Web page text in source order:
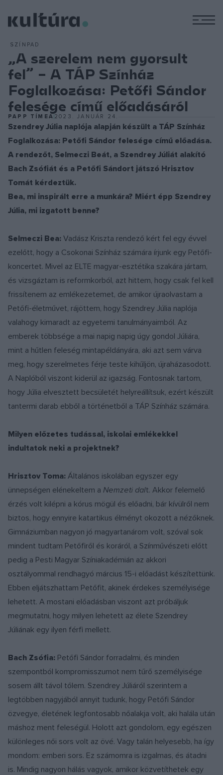
SZÍNPAD
„A szerelem nem gyorsult
fel” – A TÁP Színház
Foglalkozása: Petőfi Sándor
felesége című előadásáról
PAPP TÍMEA 2023. JANUÁR 24.
Szendrey Júlia naplója alapján készült a TÁP Színház
Foglalkozása: Petőfi Sándor felesége című előadása.
A rendezőt, Selmeczi Beát, a Szendrey Júliát alakító
Bach Zsófiát és a Petőfi Sándort játszó Hrisztov
Tomát kérdeztük.
Bea, mi inspirált erre a munkára? Miért épp Szendrey
Júlia, mi izgatott benne?
Selmeczi Bea: Vadász Kriszta rendező kért fel egy évvel
ezelőtt, hogy a Csokonai Színház számára írjunk egy Petőfi-
koncertet. Mivel az ELTE magyar-esztétika szakára jártam,
és vizsgáztam is reformkorból, azt hittem, hogy csak fel kell
frissítenem az emlékezetemet, de amikor újraolvastam a
Petőfi-életművet, rájöttem, hogy Szendrey Júlia naplója
valahogy kimaradt az egyetemi tanulmányaimból. Az
emberek többsége a mai napig napig úgy gondol Júliára,
mint a hűtlen feleség mintapéldányára, aki azt sem várva
meg, hogy szerelmetes férje teste kihűljön, újraházasodott.
A Naplóból viszont kiderül az igazság. Fontosnak tartom,
hogy Júlia elvesztett becsületét helyreállítsuk, ezért készült
tantermi darab ebből a történetből a TÁP Színház számára.
Milyen előzetes tudással, iskolai emlékekkel
indultatok neki a projektnek?
Hrisztov Toma: Általános iskolában egyszer egy
ünnepségen elénekeltem a Nemzeti dalt. Akkor felemelő
érzés volt kilépni a kórus mögül és előadni, bár kívülről nem
biztos, hogy ennyire katartikus élményt okozott a nézőknek.
Gimnáziumban nagyon jó magyartanárom volt, szóval sok
mindent tudtam Petőfiről és koráról, a Színművészeti előtt
pedig a Pesti Magyar Színiakadémián az akkori
osztályommal rendhagyó március 15-i előadást készítettünk.
Ebben eljátszhattam Petőfit, akinek érdekes személyisége
lehetett. A mostani előadásban viszont azt próbáljuk
megmutatni, hogy milyen lehetett az élete Szendrey
Júliának egy ilyen férfi mellett.
Bach Zsófia: Petőfi Sándor forradalmi, és minden
szempontból kompromisszumot nem tűrő személyisége
sosem állt távol tőlem. Szendrey Júliáról szerintem a
legtöbben nagyjából annyit tudunk, hogy Petőfi Sándor
özvegye, életének legfontosabb nőalakja volt, aki halála után
máshoz ment feleségül. Holott azt gondolom, egy egészen
különleges női sors volt az övé. Vagy talán helyesebb, ha így
mondom: emberi sors. Ez számomra is izgalmas, és átadni
is. Mindig nagyon hálás vagyok, amikor közvetíthetek egy